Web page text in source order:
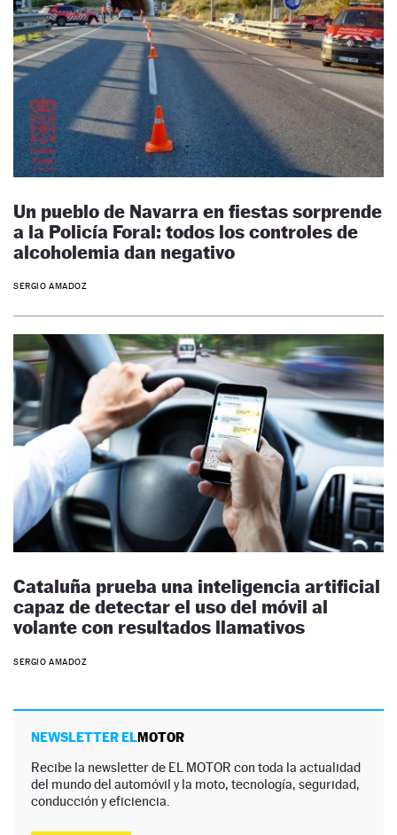
Un pueblo de Navarra en fiestas sorprende
a la Policía Foral: todos los controles de
alcoholemia dan negativo
SERGIO AMADOZ
Cataluña prueba una inteligencia artificial
capaz de detectar el uso del móvil al
volante con resultados llamativos
SERGIO AMADOZ
NEWSLETTER ELMOTOR
Recibe la newsletter de EL MOTOR con toda la actualidad
del mundo del automóvil y la moto, tecnología, seguridad,
conducción y eficiencia.